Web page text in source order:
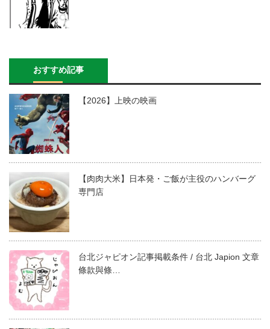
おすすめ記事
【2026】上映の映画
【肉肉大米】日本発・ご飯が主役のハンバーグ
専門店
台北ジャピオン記事掲載条件 / 台北 Japion 文章
條款與條…